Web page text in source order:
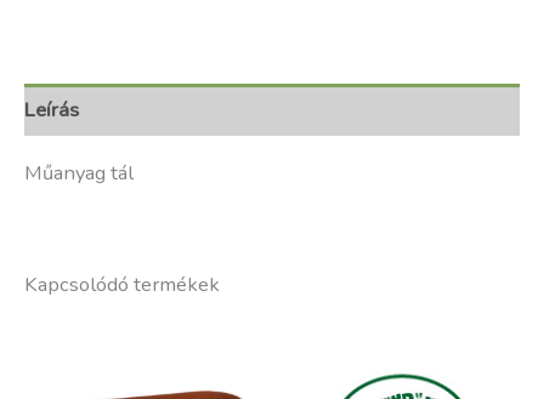
Leírás
Műanyag tál
Kapcsolódó termékek